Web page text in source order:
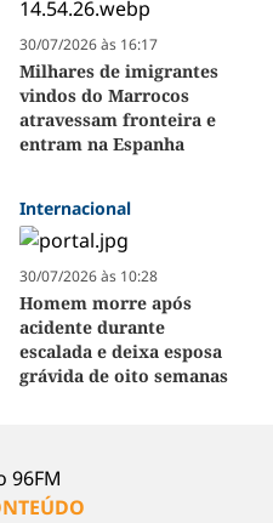
30/07/2026 às 16:17
Milhares de imigrantes
vindos do Marrocos
atravessam fronteira e
entram na Espanha
Internacional
30/07/2026 às 10:28
Homem morre após
acidente durante
escalada e deixa esposa
grávida de oito semanas